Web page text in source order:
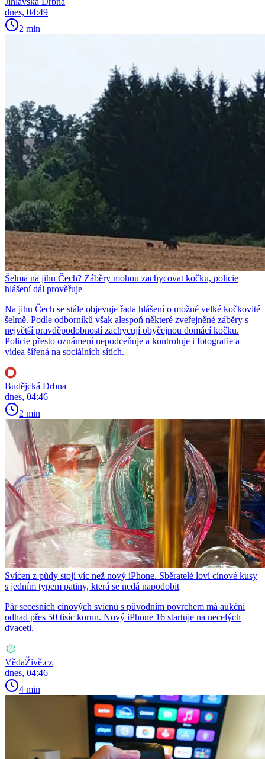
dnes, 04:49
2 min
Šelma na jihu Čech? Záběry mohou zachycovat kočku, policie
hlášení dál prověřuje
Na jihu Čech se stále objevuje řada hlášení o možné velké kočkovité
šelmě. Podle odborníků však alespoň některé zveřejněné záběry s
největší pravděpodobností zachycují obyčejnou domácí kočku.
Policie přesto oznámení nepodceňuje a kontroluje i fotografie a
videa šířená na sociálních sítích.
Budějcká Drbna
dnes, 04:46
2 min
Svícen z půdy stojí víc než nový iPhone. Sběratelé loví cínové kusy
s jedním typem patiny, která se nedá napodobit
Pár secesních cínových svícnů s původním povrchem má aukční
odhad přes 50 tisíc korun. Nový iPhone 16 startuje na necelých
dvaceti.
VědaŽivě.cz
dnes, 04:46
4 min